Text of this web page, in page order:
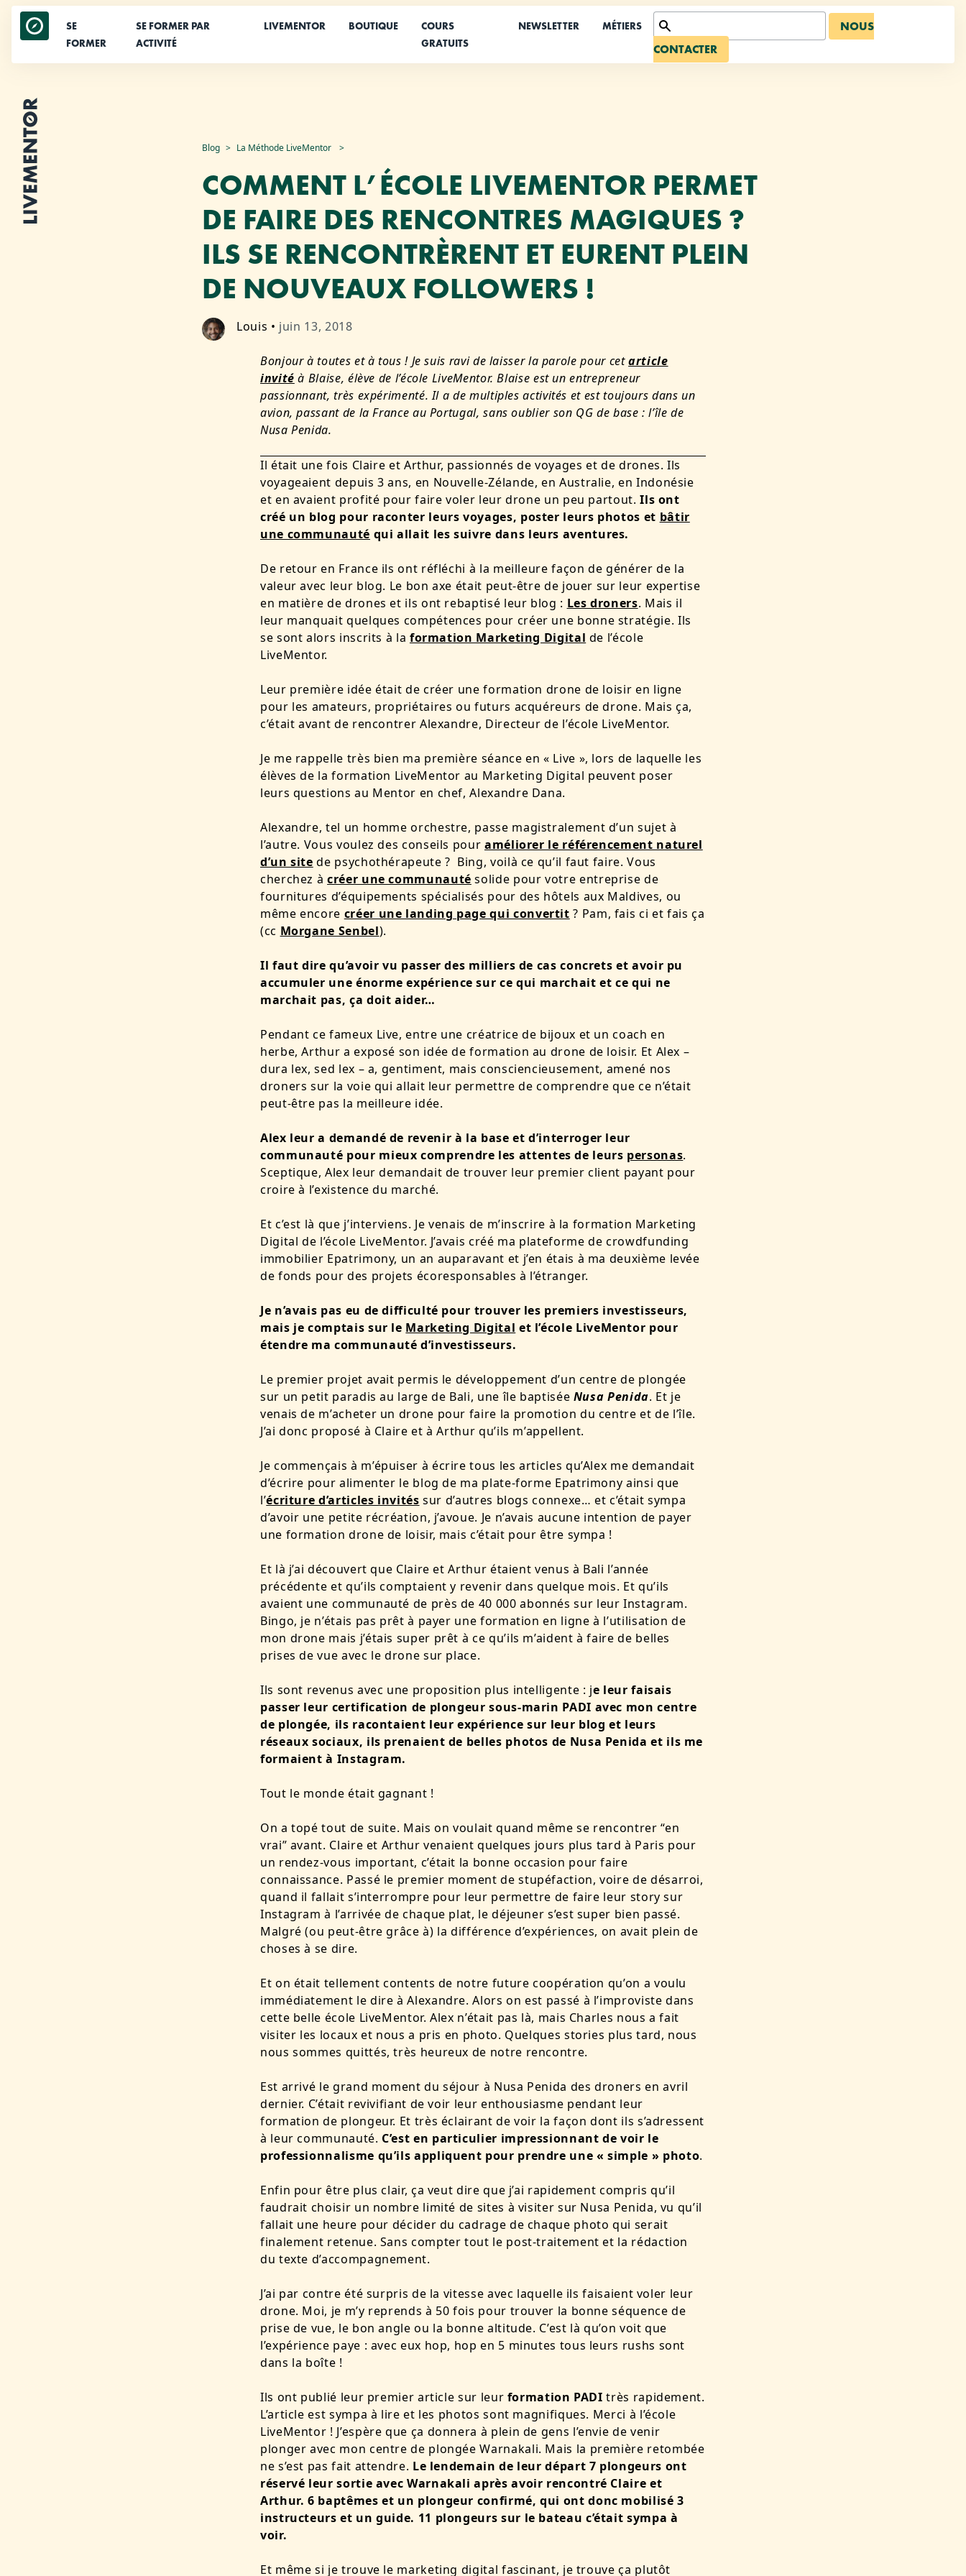
Aller
contenu
SE
FORMER
SE FORMER PAR
ACTIVITÉ
LIVEMENTOR BOUTIQUE
COURS
GRATUITS
NEWSLETTER MÉTIERS
NOUS
CONTACTER
Blog La Méthode LiveMentor
COMMENT L’ÉCOLE LIVEMENTOR PERMET
DE FAIRE DES RENCONTRES MAGIQUES ?
ILS SE RENCONTRÈRENT ET EURENT PLEIN
DE NOUVEAUX FOLLOWERS !
Louis • juin 13, 2018
Bonjour à toutes et à tous ! Je suis ravi de laisser la parole pour cetarticle
invité à Blaise, élève de l’école LiveMentor. Blaise est un entrepreneur
passionnant, très expérimenté. Il a de multiples activités et est toujours dans un
avion, passant de la France au Portugal, sans oublier son QG de base : l’île de
Nusa Penida.
Il était une fois Claire et Arthur, passionnés de voyages et de drones. Ils
voyageaient depuis 3 ans, en Nouvelle-Zélande, en Australie, en Indonésie
et en avaient profité pour faire voler leur drone un peu partout.Ils ont
créé un blog pour raconter leurs voyages, poster leurs photos et bâtir
une communauté qui allait les suivre dans leurs aventures.
De retour en France ils ont réfléchi à la meilleure façon de générer de la
valeur avec leur blog. Le bon axe était peut-être de jouer sur leur expertise
en matière de drones et ils ont rebaptisé leur blog : Les droners. Mais il
leur manquait quelques compétences pour créer une bonne stratégie. Ils
se sont alors inscrits à la formation Marketing Digital de l’école
LiveMentor.
Leur première idée était de créer une formation drone de loisir en ligne
pour les amateurs, propriétaires ou futurs acquéreurs de drone. Mais ça,
c’était avant de rencontrer Alexandre, Directeur de l’école LiveMentor.
Je me rappelle très bien ma première séance en « Live », lors de laquelle les
élèves de la formation LiveMentor au Marketing Digital peuvent poser
leurs questions au Mentor en chef, Alexandre Dana.
Alexandre, tel un homme orchestre, passe magistralement d’un sujet à
l’autre. Vous voulez des conseils pour améliorer le référencement naturel
d’un site de psychothérapeute ? Bing, voilà ce qu’il faut faire. Vous
cherchez àcréer une communauté solide pour votre entreprise de
fournitures d’équipements spécialisés pour des hôtels aux Maldives, ou
même encore créer une landing page qui convertit ? Pam, fais ci et fais ça
(cc Morgane Senbel).
Il faut dire qu’avoir vu passer des milliers de cas concrets et avoir pu
accumuler une énorme expérience sur ce qui marchait et ce qui ne
marchait pas, ça doit aider…
Pendant ce fameux Live, entre une créatrice de bijoux et un coach en
herbe, Arthur a exposé son idée de formation au drone de loisir. Et Alex –
dura lex, sed lex – a, gentiment, mais consciencieusement, amené nos
droners sur la voie qui allait leur permettre de comprendre que ce n’était
peut-être pas la meilleure idée.
Alex leur a demandé de revenir à la base et d’interroger leur
communauté pour mieux comprendre les attentes de leurs personas.
Sceptique, Alex leur demandait de trouver leur premier client payant pour
croire à l’existence du marché.
Et c’est là que j’interviens. Je venais de m’inscrire à la formation Marketing
Digital de l’école LiveMentor. J’avais créé ma plateforme de crowdfunding
immobilier Epatrimony, un an auparavant et j’en étais à ma deuxième levée
de fonds pour des projets écoresponsables à l’étranger.
Je n’avais pas eu de difficulté pour trouver les premiers investisseurs,
mais je comptais sur le Marketing Digital et l’école LiveMentor pour
étendre ma communauté d’investisseurs.
Le premier projet avait permis le développement d’un centre de plongée
sur un petit paradis au large de Bali, une île baptisée Nusa Penida. Et je
venais de m’acheter un drone pour faire la promotion du centre et de l’île.
J’ai donc proposé à Claire et à Arthur qu’ils m’appellent.
Je commençais à m’épuiser à écrire tous les articles qu’Alex me demandait
d’écrire pour alimenter le blog de ma plate-forme Epatrimony ainsi que
l’écriture d’articles invités sur d’autres blogs connexe…et c’était sympa
d’avoir une petite récréation, j’avoue. Je n’avais aucune intention de payer
une formation drone de loisir, mais c’était pour être sympa !
Et là j’ai découvert que Claire et Arthur étaient venus à Bali l’année
précédente et qu’ils comptaient y revenir dans quelque mois. Et qu’ils
avaient une communauté de près de 40 000 abonnés sur leurInstagram.
Bingo, je n’étais pas prêt à payer une formation en ligne à l’utilisation de
mon drone mais j’étais super prêt à ce qu’ils m’aident à faire de belles
prises de vue avec le drone sur place.
Ils sont revenus avec une proposition plus intelligente : je leur faisais
passer leur certification de plongeur sous-marin PADI avec mon centre
de plongée, ils racontaient leur expérience sur leur blog et leurs
réseaux sociaux, ils prenaient de belles photos de Nusa Penida et ils me
formaient à Instagram.
Tout le monde était gagnant !
On a topé tout de suite. Mais on voulait quand même se rencontrer “en
vrai” avant. Claire et Arthur venaient quelques jours plus tard à Paris pour
un rendez-vous important, c’était la bonne occasion pour faire
connaissance. Passé le premier moment de stupéfaction, voire de désarroi,
quand il fallait s’interrompre pour leur permettre de faire leur story sur
Instagram à l’arrivée de chaque plat, le déjeuner s’est super bien passé.
Malgré (ou peut-être grâce à) la différence d’expériences, on avait plein de
choses à se dire.
Et on était tellement contents de notre future coopération qu’on a voulu
immédiatement le dire à Alexandre. Alors on est passé à l’improviste dans
cette belle école LiveMentor. Alex n’était pas là, mais Charles nous a fait
visiter les locaux et nous a pris en photo. Quelques stories plus tard, nous
nous sommes quittés, très heureux de notre rencontre.
Est arrivé le grand moment du séjour à Nusa Penida des droners en avril
dernier. C’était revivifiant de voir leur enthousiasme pendant leur
formation de plongeur. Et très éclairant de voir la façon dont ils s’adressent
à leur communauté. C’est en particulier impressionnant de voir le
professionnalisme qu’ils appliquent pour prendre une « simple » photo.
Enfin pour être plus clair, ça veut dire que j’ai rapidement compris qu’il
faudrait choisir un nombre limité de sites à visiter sur Nusa Penida, vu qu’il
fallait une heure pour décider du cadrage de chaque photo qui serait
finalement retenue. Sans compter tout le post-traitement et la rédaction
du texte d’accompagnement.
J’ai par contre été surpris de la vitesse avec laquelle ils faisaient voler leur
drone. Moi, je m’y reprends à 50 fois pour trouver la bonne séquence de
prise de vue, le bon angle ou la bonne altitude. C’est là qu’on voit que
l’expérience paye : avec eux hop, hop en 5 minutes tous leurs rushs sont
dans la boîte !
Ils ont publié leur premier article sur leur formation PADI très rapidement.
L’article est sympa à lire et les photos sont magnifiques. Merci à l’école
LiveMentor ! J’espère que ça donnera à plein de gens l’envie de venir
plonger avec mon centre de plongée Warnakali. Mais la première retombée
ne s’est pas fait attendre. Le lendemain de leur départ 7 plongeurs ont
réservé leur sortie avec Warnakali après avoir rencontré Claire et
Arthur. 6 baptêmes et un plongeur confirmé, qui ont donc mobilisé 3
instructeurs et un guide. 11 plongeurs sur le bateau c’était sympa à
voir.
Et même si je trouve le marketing digital fascinant, je trouve ça plutôt